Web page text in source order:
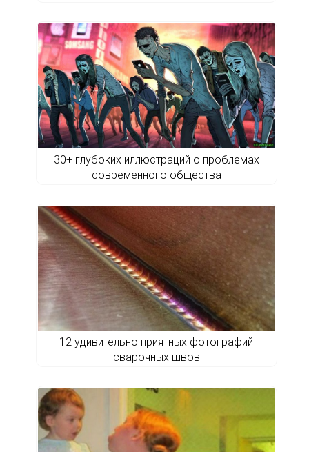
30+ глубоких иллюстраций о проблемах
современного общества
12 удивительно приятных фотографий
сварочных швов